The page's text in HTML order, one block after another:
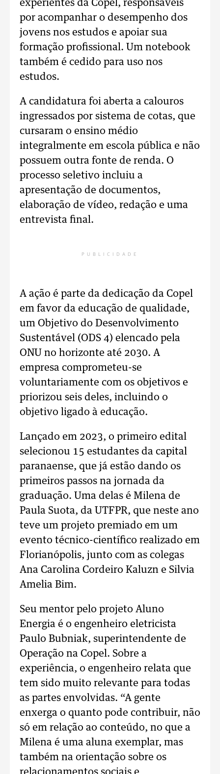
experientes da Copel, responsáveis
por acompanhar o desempenho dos
jovens nos estudos e apoiar sua
formação profissional. Um notebook
também é cedido para uso nos
estudos.
A candidatura foi aberta a calouros
ingressados por sistema de cotas, que
cursaram o ensino médio
integralmente em escola pública e não
possuem outra fonte de renda. O
processo seletivo incluiu a
apresentação de documentos,
elaboração de vídeo, redação e uma
entrevista final.
PUBLICIDADE
A ação é parte da dedicação da Copel
em favor da educação de qualidade,
um Objetivo do Desenvolvimento
Sustentável (ODS 4) elencado pela
ONU no horizonte até 2030. A
empresa comprometeu-se
voluntariamente com os objetivos e
priorizou seis deles, incluindo o
objetivo ligado à educação.
Lançado em 2023, o primeiro edital
selecionou 15 estudantes da capital
paranaense, que já estão dando os
primeiros passos na jornada da
graduação. Uma delas é Milena de
Paula Suota, da UTFPR, que neste ano
teve um projeto premiado em um
evento técnico-científico realizado em
Florianópolis, junto com as colegas
Ana Carolina Cordeiro Kaluzn e Silvia
Amelia Bim.
Seu mentor pelo projeto Aluno
Energia é o engenheiro eletricista
Paulo Bubniak, superintendente de
Operação na Copel. Sobre a
experiência, o engenheiro relata que
tem sido muito relevante para todas
as partes envolvidas. “A gente
enxerga o quanto pode contribuir, não
só em relação ao conteúdo, no que a
Milena é uma aluna exemplar, mas
também na orientação sobre os
relacionamentos sociais e